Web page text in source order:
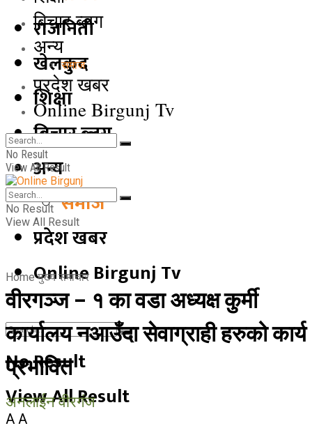
राजनिती
खेलकुद
शिक्षा
बिचार ब्लग
अन्य
समाज
प्रदेश खबर
Online Birgunj Tv
No Result
View All Result
बिचार ब्लग
अन्य
समाज
प्रदेश खबर
Online Birgunj Tv
No Result
View All Result
No Result
View All Result
Home मुख्य समाचार
वीरगञ्ज – १ का वडा अध्यक्ष कुर्मी
कार्यालय नआउँदा सेवाग्राही हरुको कार्य
प्रभावित
अनलाईन वीरगंज
A A